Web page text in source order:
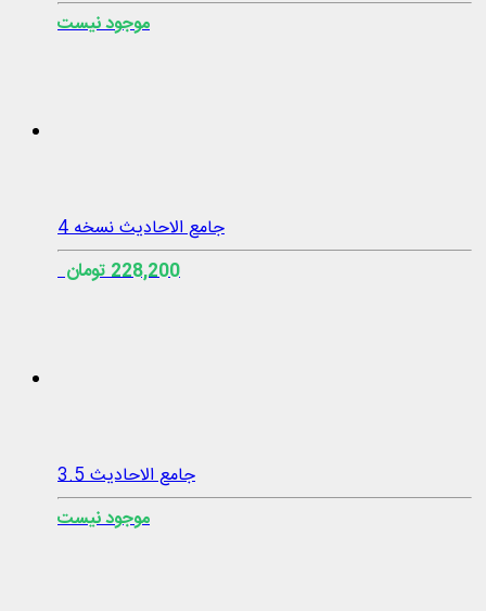
موجود نیست
جامع الاحادیث نسخه 4
228,200 تومان
جامع الاحادیث 3.5
موجود نیست